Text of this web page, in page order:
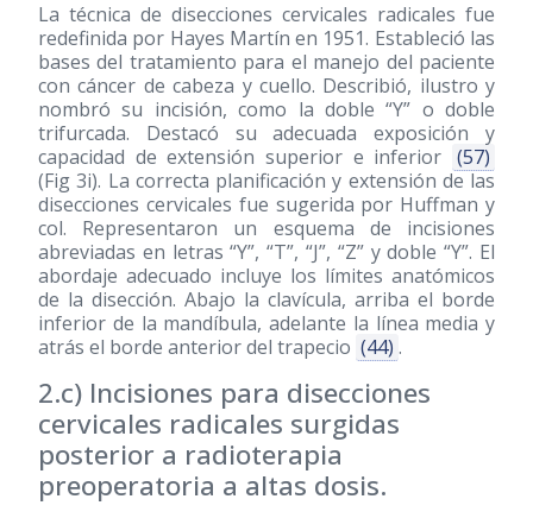
La técnica de disecciones cervicales radicales fue
redefinida por Hayes Martín en 1951. Estableció las
bases del tratamiento para el manejo del paciente
con cáncer de cabeza y cuello. Describió, ilustro y
nombró su incisión, como la doble “Y” o doble
trifurcada. Destacó su adecuada exposición y
capacidad de extensión superior e inferior (57)
(Fig 3i). La correcta planificación y extensión de las
disecciones cervicales fue sugerida por Huffman y
col. Representaron un esquema de incisiones
abreviadas en letras “Y”, “T”, “J”, “Z” y doble “Y”. El
abordaje adecuado incluye los límites anatómicos
de la disección. Abajo la clavícula, arriba el borde
inferior de la mandíbula, adelante la línea media y
atrás el borde anterior del trapecio (44) .
2.c) Incisiones para disecciones
cervicales radicales surgidas
posterior a radioterapia
preoperatoria a altas dosis.